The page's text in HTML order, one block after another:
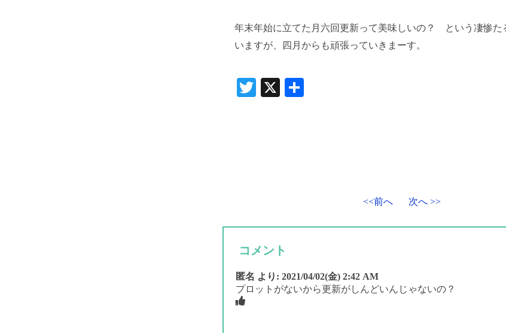
年末年始に立てた月六回更新って美味しいの？ という凄惨た
いますが、四月からも頑張っていきまーす。
Twitter
X
<<前へ 次へ >>
コメント
匿名 より: 2021/04/02(金) 2:42 AM
プロットがないから更新がしんどいんじゃないの？